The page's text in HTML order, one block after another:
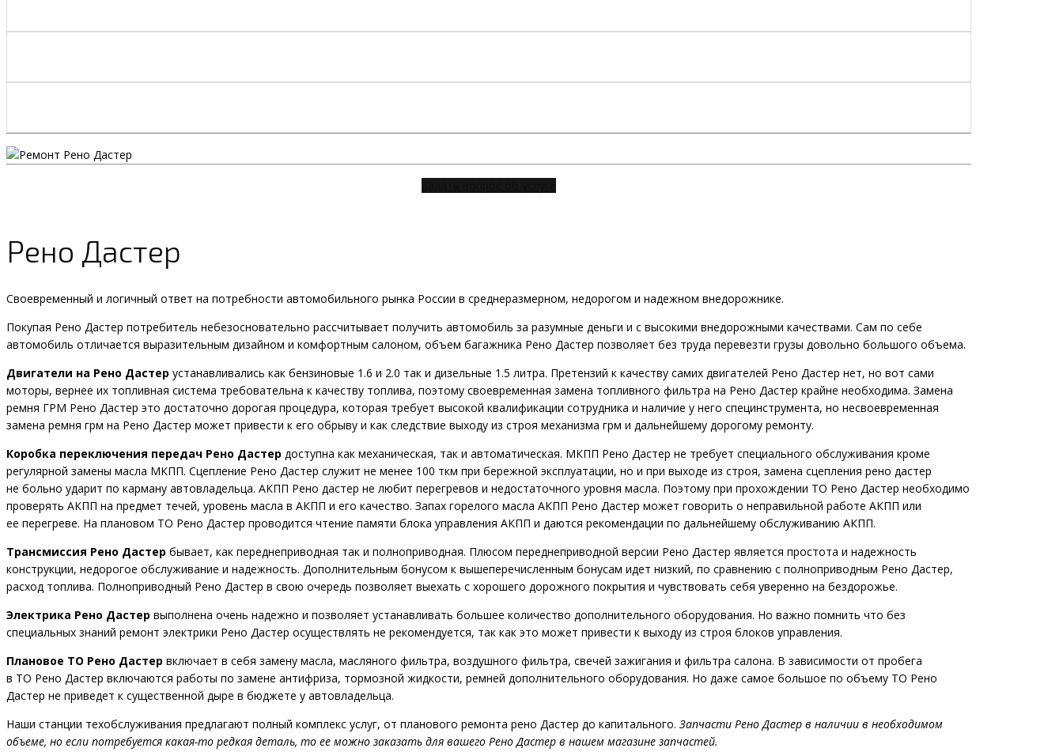
Рено Дастер
Своевременный и логичный ответ на потребности автомобильного рынка России в среднеразмерном, недорогом и надежном внедорожнике.
Покупая Рено Дастер потребитель небезосновательно рассчитывает получить автомобиль за разумные деньги и с высокими внедорожными качествами. Сам по себе
автомобиль отличается выразительным дизайном и комфортным салоном, объем багажника Рено Дастер позволяет без труда перевезти грузы довольно большого объема.
Двигатели на Рено Дастер устанавливались как бензиновые 1.6 и 2.0 так и дизельные 1.5 литра. Претензий к качеству самих двигателей Рено Дастер нет, но вот сами
моторы, вернее их топливная система требовательна к качеству топлива, поэтому своевременная замена топливного фильтра на Рено Дастер крайне необходима. Замена
ремня ГРМ Рено Дастер это достаточно дорогая процедура, которая требует высокой квалификации сотрудника и наличие у него специнструмента, но несвоевременная
замена ремня грм на Рено Дастер может привести к его обрыву и как следствие выходу из строя механизма грм и дальнейшему дорогому ремонту.
Коробка переключения передач Рено Дастер доступна как механическая, так и автоматическая. МКПП Рено Дастер не требует специального обслуживания кроме
регулярной замены масла МКПП. Сцепление Рено Дастер служит не менее 100 ткм при бережной эксплуатации, но и при выходе из строя, замена сцепления рено дастер
не больно ударит по карману автовладельца. АКПП Рено дастер не любит перегревов и недостаточного уровня масла. Поэтому при прохождении ТО Рено Дастер необходимо
проверять АКПП на предмет течей, уровень масла в АКПП и его качество. Запах горелого масла АКПП Рено Дастер может говорить о неправильной работе АКПП или
ее перегреве. На плановом ТО Рено Дастер проводится чтение памяти блока управления АКПП и даются рекомендации по дальнейшему обслуживанию АКПП.
Трансмиссия Рено Дастер бывает, как переднеприводная так и полноприводная. Плюсом переднеприводной версии Рено Дастер является простота и надежность
конструкции, недорогое обслуживание и надежность. Дополнительным бонусом к вышеперечисленным бонусам идет низкий, по сравнению с полноприводным Рено Дастер,
расход топлива. Полноприводный Рено Дастер в свою очередь позволяет выехать с хорошего дорожного покрытия и чувствовать себя уверенно на бездорожье.
Электрика Рено Дастер выполнена очень надежно и позволяет устанавливать большее количество дополнительного оборудования. Но важно помнить что без
специальных знаний ремонт электрики Рено Дастер осуществлять не рекомендуется, так как это может привести к выходу из строя блоков управления.
Плановое ТО Рено Дастер включает в себя замену масла, масляного фильтра, воздушного фильтра, свечей зажигания и фильтра салона. В зависимости от пробега
в ТО Рено Дастер включаются работы по замене антифриза, тормозной жидкости, ремней дополнительного оборудования. Но даже самое большое по объему ТО Рено
Дастер не приведет к существенной дыре в бюджете у автовладельца.
Наши станции техобслуживания предлагают полный комплекс услуг, от планового ремонта рено Дастер до капитального. Запчасти Рено Дастер в наличии в необходимом
объеме, но если потребуется какая-то редкая деталь, то ее можно заказать для вашего Рено Дастер в нашем магазине запчастей.